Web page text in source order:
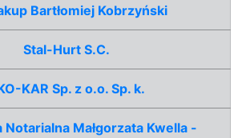
Bartłomiej Kobrzyński
Stal-Hurt S.C.
KAR Sp. z o.o. Sp. k.
Notarialna Małgorzata Kwella -